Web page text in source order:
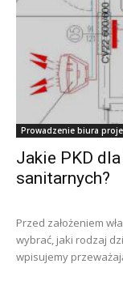
Prowadzenie biura
Jakie PKD
sanitarnych?
Przed założeniem
wybrać, jaki rodzaj
wpisujemy